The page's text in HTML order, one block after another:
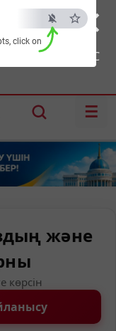
×
ESC
click on
Шымкент:37°C
☰
және
көрсін